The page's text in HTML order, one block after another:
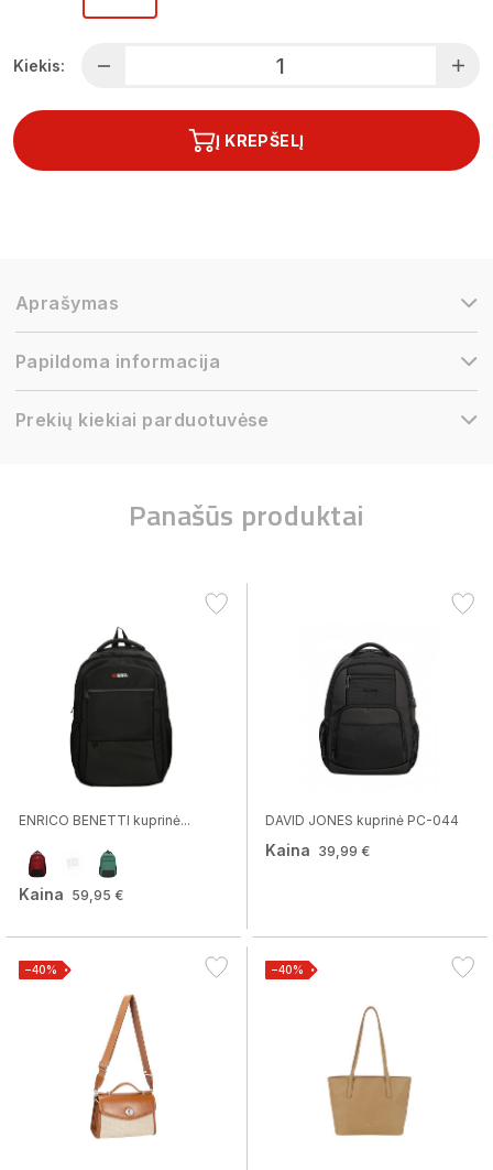
Kiekis:
Į KREPŠELĮ
Aprašymas
Papildoma informacija
Prekių kiekiai parduotuvėse
Panašūs produktai
ENRICO BENETTI kuprinė...
Kaina 59,95 €
DAVID JONES kuprinė PC-044
Kaina 39,99 €
−40% −40%